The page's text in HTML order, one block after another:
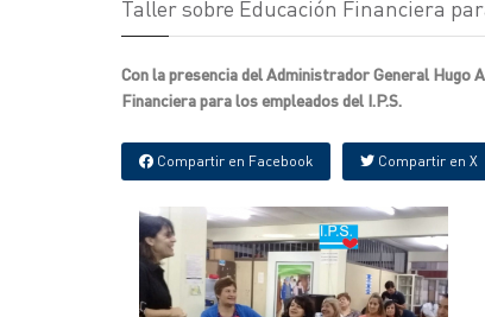
Taller sobre Educación Financiera
Con la presencia del Administrador General
Financiera para los empleados del I.P.S.
Compartir en Facebook Compartir en X